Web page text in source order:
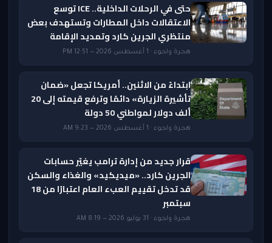
حتى في الرحلات الداخلية.. ICE توسع
الاعتقالات داخل المطارات وتستهدف بعض
منتظري الجرين كارد وتمديد الإقامة
هجرة ولجوء · 1 أغسطس 2026 — 12:51 PM
ابتداءً من الاثنين.. أمريكا تجعل «ضمان
تأشيرة الزيارة» دائمًا وترفع قيمته إلى 20
ألف دولار لمواطني 50 دولة
هجرة ولجوء · 1 أغسطس 2026 — 9:23 AM
قرار جديد من إدارة ترامب يغيّر حسابات
الجرين كارد.. «ميديكيد» والغذاء والسكن
قد تدخل تقييم العبء العام اعتبارًا من 18
سبتمبر
هجرة ولجوء · 31 يوليو 2026 — 8:19 AM